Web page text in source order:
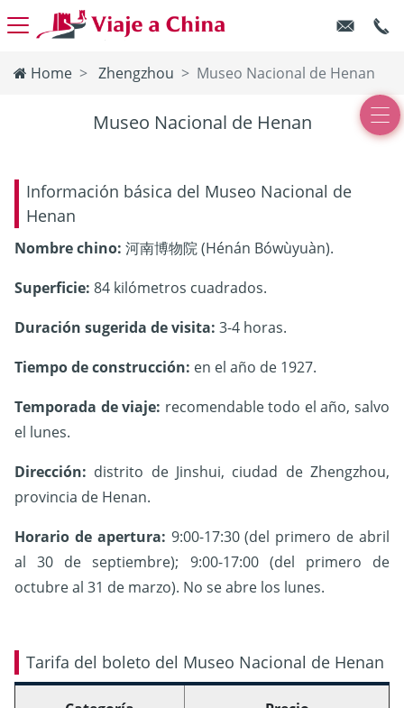
Home Zhengzhou Museo Nacional de Henan
Museo Nacional de Henan
Información básica del Museo Nacional de
Henan
Nombre chino: 河南博物院 (Hénán Bówùyuàn).
Superficie: 84 kilómetros cuadrados.
Duración sugerida de visita: 3-4 horas.
Tiempo de construcción: en el año de 1927.
Temporada de viaje: recomendable todo el año, salvo
el lunes.
Dirección: distrito de Jinshui, ciudad de Zhengzhou,
provincia de Henan.
Horario de apertura: 9:00-17:30 (del primero de abril
al 30 de septiembre); 9:00-17:00 (del primero de
octubre al 31 de marzo). No se abre los lunes.
Tarifa del boleto del Museo Nacional de Henan